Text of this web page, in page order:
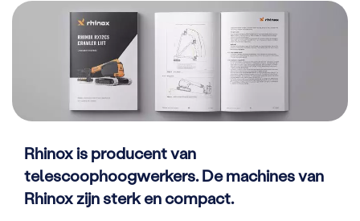
Rhinox is producent van
telescoophoogwerkers. De machines van
Rhinox zijn sterk en compact.